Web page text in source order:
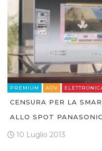
PREMIUM ADV
CENSURA PER LA
ALLO SPOT
10 Luglio 2013